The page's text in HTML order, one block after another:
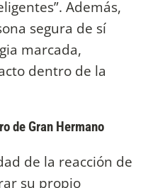
Además,
segura de sí
marcada,
dentro de la
de Gran Hermano
de la reacción de
su propio